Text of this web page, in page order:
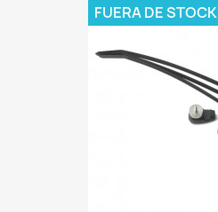
FUERA DE STOCK